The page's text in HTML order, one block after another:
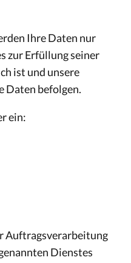
Ihre Daten nur
zur Erfüllung seiner
ist und unsere
Daten befolgen.
ein:
Auftragsverarbeitung
Dienstes